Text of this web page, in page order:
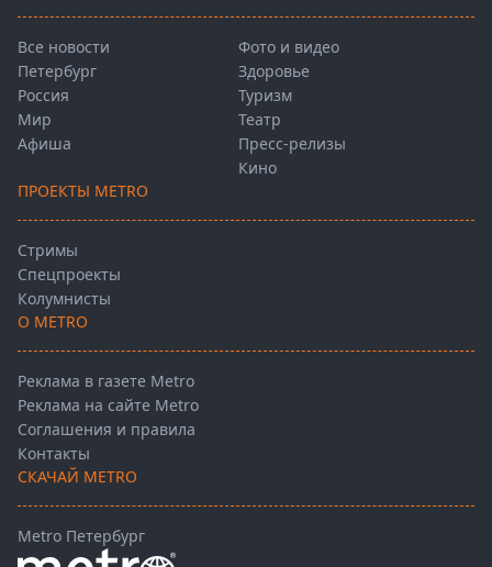
Все новости
Петербург
Россия
Мир
Афиша
Фото и видео
Здоровье
Туризм
Театр
Пресс-релизы
Кино
ПРОЕКТЫ METRO
Стримы
Спецпроекты
Колумнисты
О METRO
Реклама в газете Metro
Реклама на сайте Metro
Соглашения и правила
Контакты
СКАЧАЙ METRO
Metro Петербург